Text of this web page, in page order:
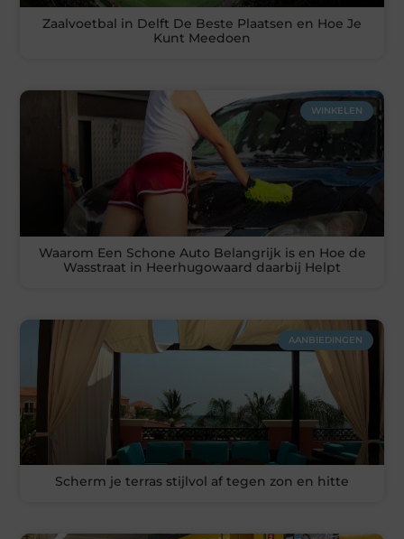
Zaalvoetbal in Delft De Beste Plaatsen en Hoe Je
Kunt Meedoen
WINKELEN
Waarom Een Schone Auto Belangrijk is en Hoe de
Wasstraat in Heerhugowaard daarbij Helpt
AANBIEDINGEN
Scherm je terras stijlvol af tegen zon en hitte